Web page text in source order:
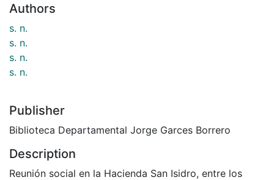
Authors
s. n.
s. n.
s. n.
s. n.
Publisher
Biblioteca Departamental Jorge Garces Borrero
Description
Reunión social en la Hacienda San Isidro, entre los